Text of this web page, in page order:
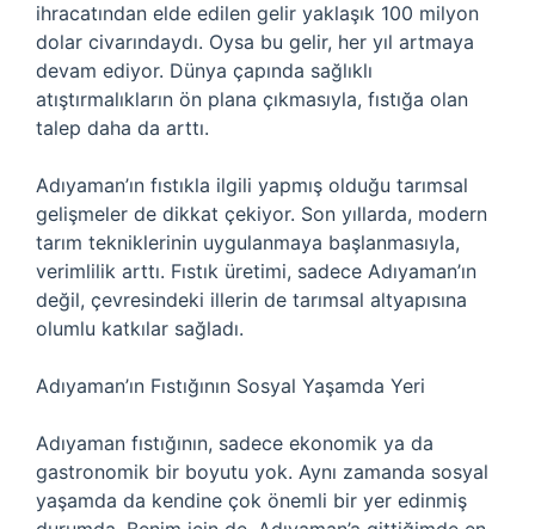
ihracatından elde edilen gelir yaklaşık 100 milyon
dolar civarındaydı. Oysa bu gelir, her yıl artmaya
devam ediyor. Dünya çapında sağlıklı
atıştırmalıkların ön plana çıkmasıyla, fıstığa olan
talep daha da arttı.
Adıyaman’ın fıstıkla ilgili yapmış olduğu tarımsal
gelişmeler de dikkat çekiyor. Son yıllarda, modern
tarım tekniklerinin uygulanmaya başlanmasıyla,
verimlilik arttı. Fıstık üretimi, sadece Adıyaman’ın
değil, çevresindeki illerin de tarımsal altyapısına
olumlu katkılar sağladı.
Adıyaman’ın Fıstığının Sosyal Yaşamda Yeri
Adıyaman fıstığının, sadece ekonomik ya da
gastronomik bir boyutu yok. Aynı zamanda sosyal
yaşamda da kendine çok önemli bir yer edinmiş